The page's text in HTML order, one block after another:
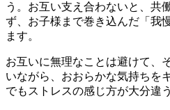
う。お互い支え合わないと、共
ず、お子様まで巻き込んだ「我
ます。
お互いに無理なことは避けて、
いながら、おおらかな気持ちを
でもストレスの感じ方が大分違